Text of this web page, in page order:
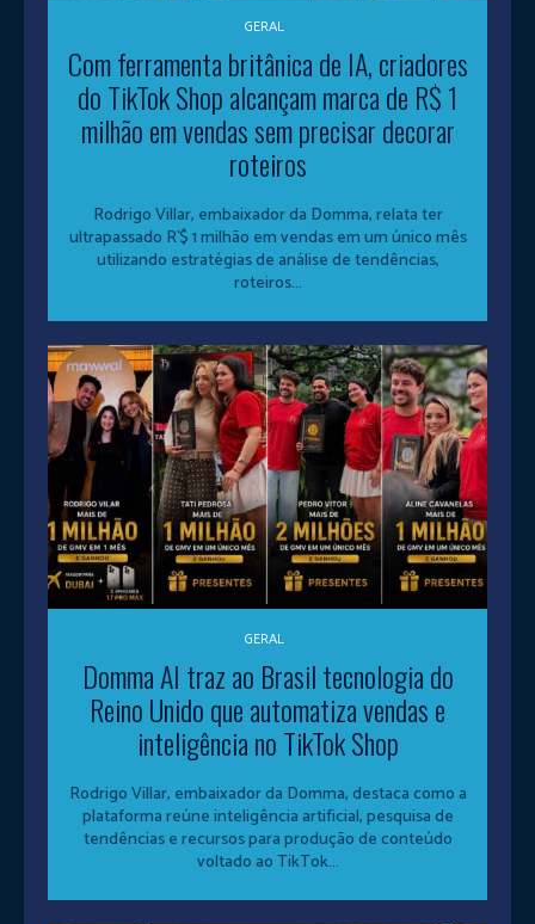
GERAL
Com ferramenta britânica de IA, criadores
do TikTok Shop alcançam marca de R$ 1
milhão em vendas sem precisar decorar
roteiros
Rodrigo Villar, embaixador da Domma, relata ter
ultrapassado R`$ 1 milhão em vendas em um único mês
utilizando estratégias de análise de tendências,
roteiros...
GERAL
Domma AI traz ao Brasil tecnologia do
Reino Unido que automatiza vendas e
inteligência no TikTok Shop
Rodrigo Villar, embaixador da Domma, destaca como a
plataforma reúne inteligência artificial, pesquisa de
tendências e recursos para produção de conteúdo
voltado ao TikTok...